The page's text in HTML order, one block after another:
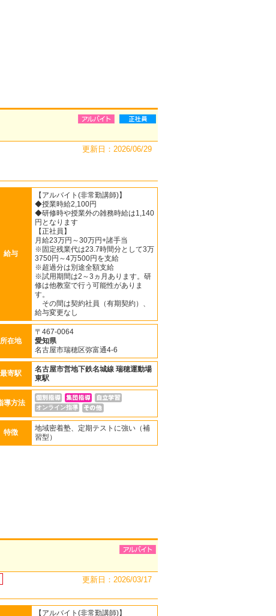
更新日：2026/06/29
給与
【アルバイト(非常勤講師)】
◆授業時給2,100円
◆研修時や授業外の雑務時給は1,140
円となります
【正社員】
月給23万円～30万円+諸手当
※固定残業代は23.7時間分として3万
3750円～4万500円を支給
※超過分は別途全額支給
※試用期間は2～3ヵ月あります。研
修は他教室で行う可能性がありま
す。
その間は契約社員（有期契約）、
給与変更なし
所在地
〒467-0064
愛知県
名古屋市瑞穂区弥富通4-6
最寄駅
名古屋市営地下鉄名城線 瑞穂運動場
東駅
導方法
オンライン指導
特徴
地域密着塾、定期テストに強い（補
習型）
更新日：2026/03/17
【アルバイト(非常勤講師)】